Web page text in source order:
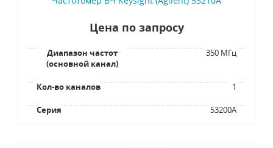
Цена по запросу
Диапазон частот
(основной канал)
350 МГц
Кол-во каналов 1
Серия 53200A